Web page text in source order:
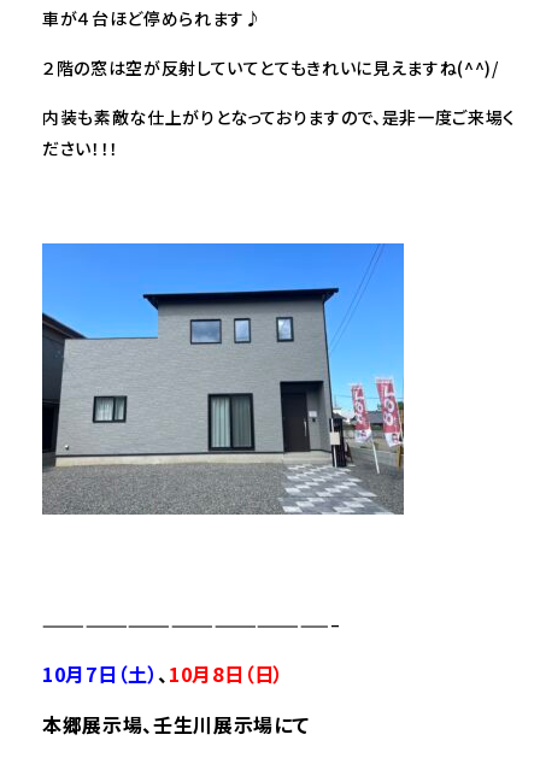
車が４台ほど停められます♪
２階の窓は空が反射していてとてもきれいに見えますね(^^)/
内装も素敵な仕上がりとなっておりますので、是非一度ご来場く
ださい！！！
————————————————————–
10月7日（土）、10月8日（日）
本郷展示場、壬生川展示場にて